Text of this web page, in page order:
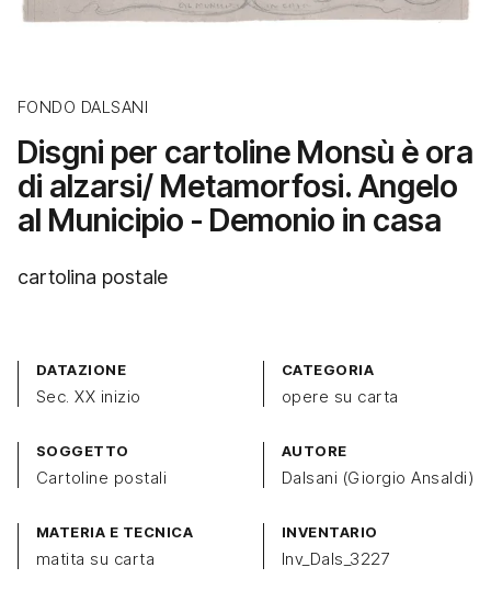
FONDO DALSANI
Disgni per cartoline Monsù è ora
di alzarsi/ Metamorfosi. Angelo
al Municipio - Demonio in casa
cartolina postale
DATAZIONE
Sec. XX inizio
CATEGORIA
opere su carta
SOGGETTO
Cartoline postali
AUTORE
Dalsani (Giorgio Ansaldi)
MATERIA E TECNICA
matita su carta
INVENTARIO
Inv_Dals_3227